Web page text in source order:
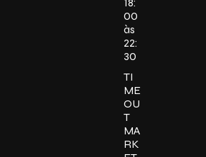
00
às
22:
30
TI
ME
OU
T
MA
RK